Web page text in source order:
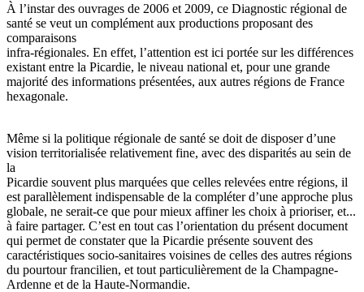
À l’instar des ouvrages de 2006 et 2009, ce Diagnostic régional de
santé se veut un complément aux productions proposant des
comparaisons
infra-régionales. En effet, l’attention est ici portée sur les différences
existant entre la Picardie, le niveau national et, pour une grande
majorité des informations présentées, aux autres régions de France
hexagonale.
Même si la politique régionale de santé se doit de disposer d’une
vision territorialisée relativement fine, avec des disparités au sein de
la
Picardie souvent plus marquées que celles relevées entre régions, il
est parallèlement indispensable de la compléter d’une approche plus
globale, ne serait-ce que pour mieux affiner les choix à prioriser, et...
à faire partager. C’est en tout cas l’orientation du présent document
qui permet de constater que la Picardie présente souvent des
caractéristiques socio-sanitaires voisines de celles des autres régions
du pourtour francilien, et tout particulièrement de la Champagne-
Ardenne et de la Haute-Normandie.